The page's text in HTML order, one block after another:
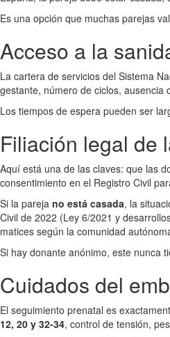
Es una opción que muchas parejas
Acceso a la
La cartera de servicios del Sistema
gestante, número de ciclos,
Los tiempos de espera pueden ser
Filiación legal de
Aquí está una de las claves: que las
consentimiento en el Registro Civil
Si la pareja no está casada, la
Civil de 2022 (Ley 6/2021 y
matices según la comunidad
Si hay donante anónimo, este nunca
Cuidados del
El seguimiento prenatal es
12, 20 y 32-34, control de tensión,